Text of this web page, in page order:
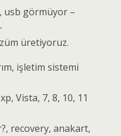
usb görmüyor –
üretiyoruz.
işletim sistemi
Vista, 7, 8, 10, 11
recovery, anakart,